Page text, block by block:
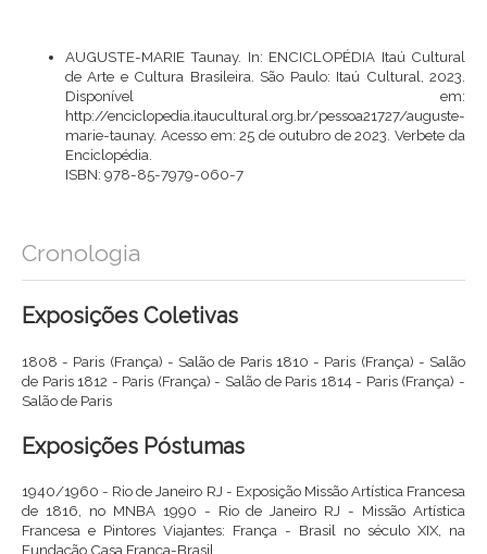
AUGUSTE-MARIE Taunay. In: ENCICLOPÉDIA Itaú Cultural
de Arte e Cultura Brasileira. São Paulo: Itaú Cultural, 2023.
Disponível em:
http://enciclopedia.itaucultural.org.br/pessoa21727/auguste-
marie-taunay. Acesso em: 25 de outubro de 2023. Verbete da
Enciclopédia.
ISBN: 978-85-7979-060-7
Cronologia
Exposições Coletivas
1808 - Paris (França) - Salão de Paris 1810 - Paris (França) - Salão
de Paris 1812 - Paris (França) - Salão de Paris 1814 - Paris (França) -
Salão de Paris
Exposições Póstumas
1940/1960 - Rio de Janeiro RJ - Exposição Missão Artística Francesa
de 1816, no MNBA 1990 - Rio de Janeiro RJ - Missão Artística
Francesa e Pintores Viajantes: França - Brasil no século XIX, na
Fundação Casa França-Brasil